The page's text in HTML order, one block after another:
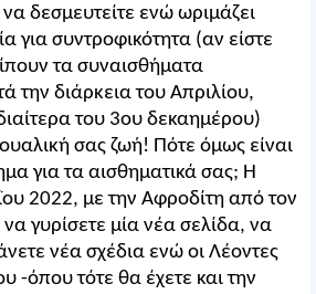
να δεσμευτείτε ενώ ωριμάζει
για συντροφικότητα (αν είστε
τα συναισθήματα
την διάρκεια του Απριλίου,
του 3ου δεκαημέρου)
σας ζωή! Πότε όμως είναι
για τα αισθηματικά σας; Η
2022, με την Αφροδίτη από τον
γυρίσετε μία νέα σελίδα, να
νέα σχέδια ενώ οι Λέοντες
-όπου τότε θα έχετε και την